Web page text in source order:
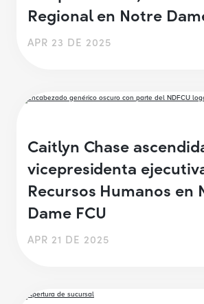
Regional en Notre
APR 23 DE 2025
Caitlyn Chase
vicepresidenta
Recursos Humanos en
Dame FCU
APR 21 DE 2025